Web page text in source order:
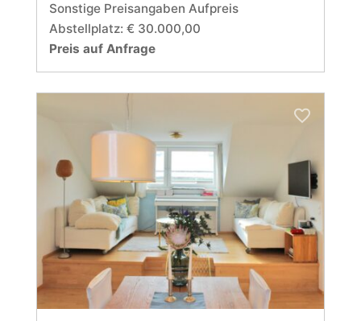
Sonstige Preisangaben Aufpreis
Abstellplatz: € 30.000,00
Preis auf Anfrage